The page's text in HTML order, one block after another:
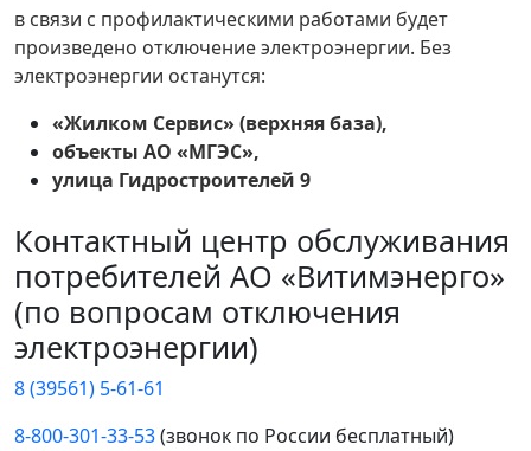
в связи с профилактическими работами будет
произведено отключение электроэнергии. Без
электроэнергии останутся:
«Жилком Сервис» (верхняя база),
объекты АО «МГЭС»,
улица Гидростроителей 9
Контактный центр обслуживания
потребителей АО «Витимэнерго»
(по вопросам отключения
электроэнергии)
8 (39561) 5-61-61
8-800-301-33-53(звонок по России бесплатный)